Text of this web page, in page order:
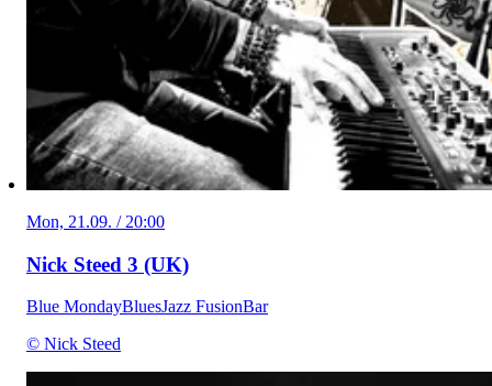
Mon, 21.09. / 20:00
Nick Steed 3 (UK)
Blue MondayBluesJazz FusionBar
© Nick Steed